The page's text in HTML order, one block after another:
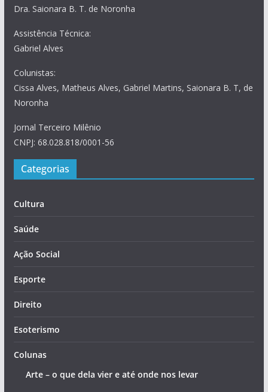
Dra. Saionara B. T. de Noronha
Assistência Técnica:
Gabriel Alves
Colunistas:
Cissa Alves, Matheus Alves, Gabriel Martins, Saionara B. T, de
Noronha
Jornal Terceiro Milênio
CNPJ: 68.028.818/0001-56
Categorias
Cultura
Saúde
Ação Social
Esporte
Direito
Esoterismo
Colunas
Arte – o que dela vier e até onde nos levar